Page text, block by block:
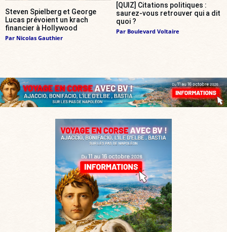
Steven Spielberg et George
Lucas prévoient un krach
financier à Hollywood
Par Nicolas Gauthier
[QUIZ] Citations politiques :
saurez-vous retrouver qui a dit
quoi ?
Par Boulevard Voltaire